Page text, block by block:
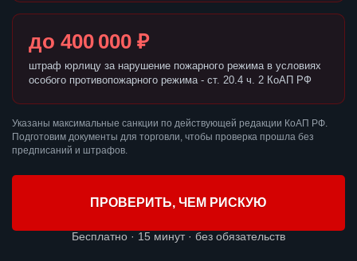
до 400 000 ₽
штраф юрлицу за нарушение пожарного режима в условиях
особого противопожарного режима - ст. 20.4 ч. 2 КоАП РФ
Указаны максимальные санкции по действующей редакции КоАП РФ.
Подготовим документы для торговли, чтобы проверка прошла без
предписаний и штрафов.
ПРОВЕРИТЬ, ЧЕМ РИСКУЮ
Бесплатно · 15 минут · без обязательств